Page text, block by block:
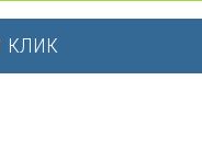
КЛИК